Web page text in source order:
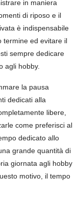
in maniera
di riposo e il
è indispensabile
termine ed evitare il
sempre dedicare
agli hobby.
la pausa
dedicati alla
libere,
come preferisci al
dedicato allo
grande quantità di
giornata agli hobby
motivo, il tempo